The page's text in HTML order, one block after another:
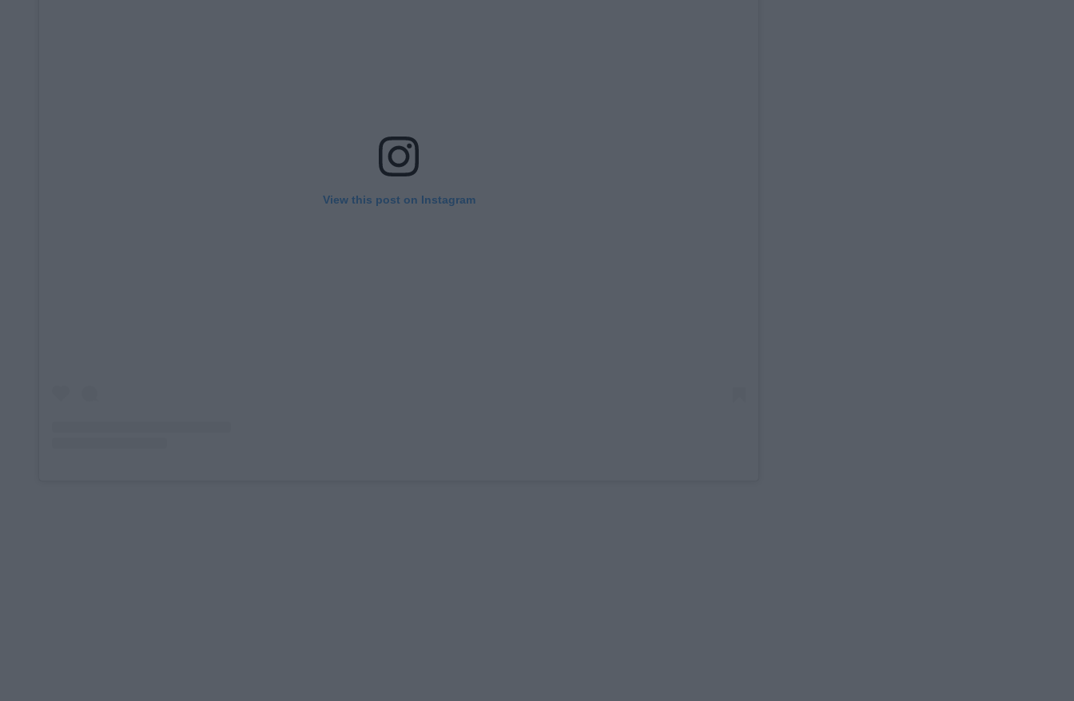
View this post on Instagram